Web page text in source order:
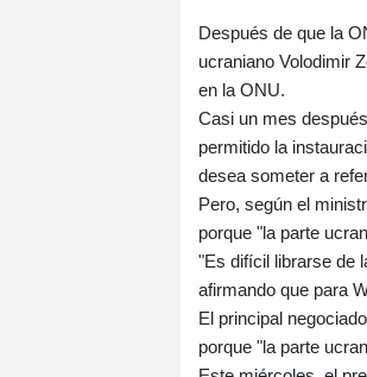
Después de que la
ucraniano Volodimir
en la ONU.
Casi un mes
permitido la
desea someter a
Pero, según el
porque "la parte
"Es difícil librarse de
afirmando que para
El principal
porque "la parte